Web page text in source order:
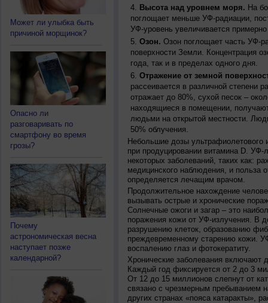
Может ли улыбка быть
причиной морщинок?
Опасно ли
разговаривать по
смартфону во время
грозы?
Почему
астрономическая весна
наступает позже
календарной?
Высота над уровнем моря. На
поглощает меньше УФ-радиации,
УФ-уровень увеличивается
Озон. Озон поглощает часть УФ-
поверхности Земли. Концентрация
года, так и в пределах одного дня.
Отражение от земной
рассеивается в различной степени
отражает до 80%, сухой песок –
находящиеся в помещении,
людьми на открытой местности.
50% облучения.
Небольшие дозы ультрафиолетового
при продуцировании витамина D.
некоторых заболеваний, таких как:
медицинского наблюдения, и польза
определяется лечащим врачом.
Продолжительное нахождение
вызывать острые и хронические
Солнечные ожоги и загар – это
поражения кожи от УФ-излучения. В
разрушению клеток, образованию
преждевременному старению кожи.
воспалению глаз и фотокератиту.
Хронические заболевания включают
Каждый год фиксируется от 2 до 3
От 12 до 15 миллионов слепнут от
связано с чрезмерным пребыванием
других странах «пояса катаракты»,